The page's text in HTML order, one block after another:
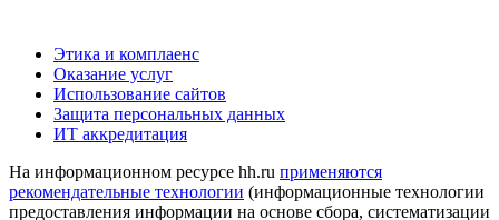
Этика и комплаенс
Оказание услуг
Использование сайтов
Защита персональных данных
ИТ аккредитация
На информационном ресурсе hh.ru применяются
рекомендательные технологии (информационные технологии
предоставления информации на основе сбора, систематизации